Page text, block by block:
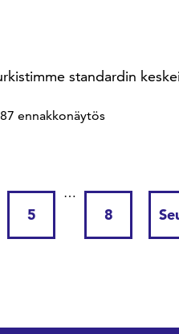
standardin
ennakkonäytös
5
…
8